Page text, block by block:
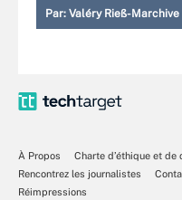
Par: Valéry Rieß-Marchive
À Propos
Charte d’éthique et de
Rencontrez les journalistes
Réimpressions